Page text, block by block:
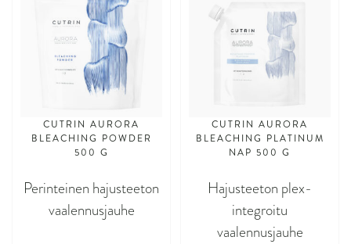
CUTRIN AURORA
BLEACHING POWDER
500 G
Perinteinen hajusteeton
vaalennusjauhe
CUTRIN AURORA
BLEACHING PLATINUM
NAP 500 G
Hajusteeton plex-
integroitu
vaalennusjauhe